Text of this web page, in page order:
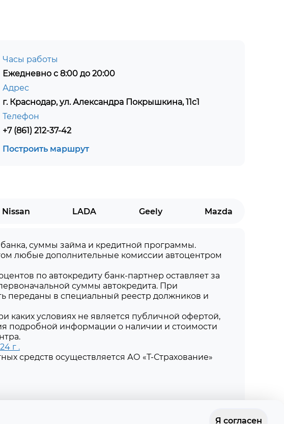
Я согласен
Часы работы
Ежедневно с 8:00 до 20:00
Адрес
г. Краснодар, ул. Александра Покрышкина, 11с1
Телефон
+7 (861) 212-37-42
Построить маршрут
Nissan LADA Geely Mazda
банка, суммы займа и кредитной программы.
любые дополнительные комиссии автоцентром
по автокредиту банк-партнер оставляет за
суммы автокредита. При
переданы в специальный реестр должников и
условиях не является публичной офертой,
подробной информации о наличии и стоимости
г .
средств осуществляется АО «Т-Страхование»
д. 85, помещ. 7П